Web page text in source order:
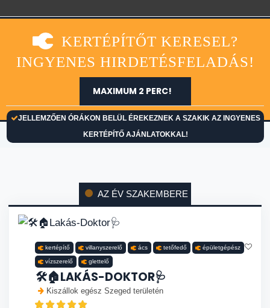
KERTÉPÍTŐT KERESEL?
INGYENES HIRDETÉSFELADÁS!
JELLEMZŐEN ÓRÁKON BELÜL ÉREKEZNEK A SZAKIK AZ INGYENES
KERTÉPÍTŐ AJÁNLATOKKAL!
MAXIMUM 2 PERC!
AZ ÉV SZAKEMBERE
kertépítő villanyszerelő ács tetőfedő épületgépész
vízszerelő glettelő
🛠️🏠LAKÁS-DOKTOR🩺
Kiszállok egész Szeged területén